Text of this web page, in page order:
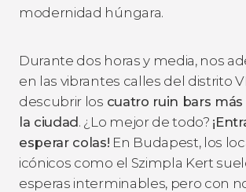
modernidad húngara.
Durante dos horas y media, nos
en las vibrantes calles del distrito
descubrir los cuatro ruin bars
la ciudad. ¿Lo mejor de todo?
esperar colas! En Budapest, los
icónicos como el Szimpla Kert
esperas interminables, pero con